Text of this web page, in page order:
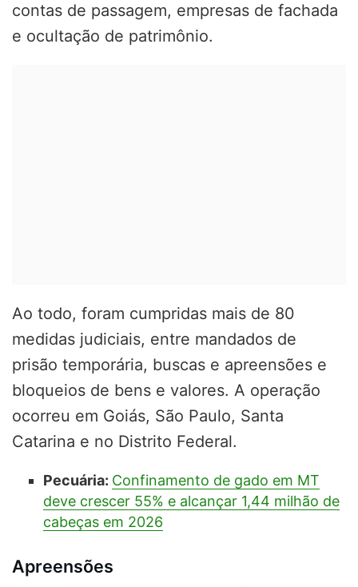
contas de passagem, empresas de fachada
e ocultação de patrimônio.
Ao todo, foram cumpridas mais de 80
medidas judiciais, entre mandados de
prisão temporária, buscas e apreensões e
bloqueios de bens e valores. A operação
ocorreu em Goiás, São Paulo, Santa
Catarina e no Distrito Federal.
Pecuária: Confinamento de gado em MT
deve crescer 55% e alcançar 1,44 milhão de
cabeças em 2026
Apreensões